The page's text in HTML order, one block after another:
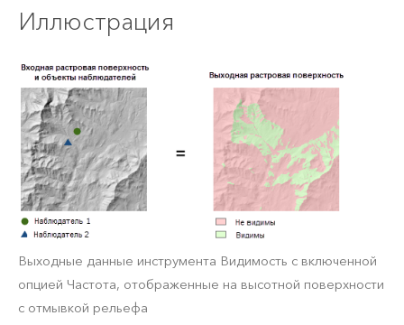
Иллюстрация
Выходные данные инструмента Видимость с включенной
опцией Частота, отображенные на высотной поверхности
с отмывкой рельефа